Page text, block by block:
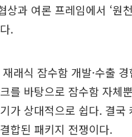
상과 여론 프레임에서 ‘원
.
래식 잠수함 개발·수출
를 바탕으로 잠수함 자체
가 상대적으로 쉽다. 결
합된 패키지 전쟁이다.